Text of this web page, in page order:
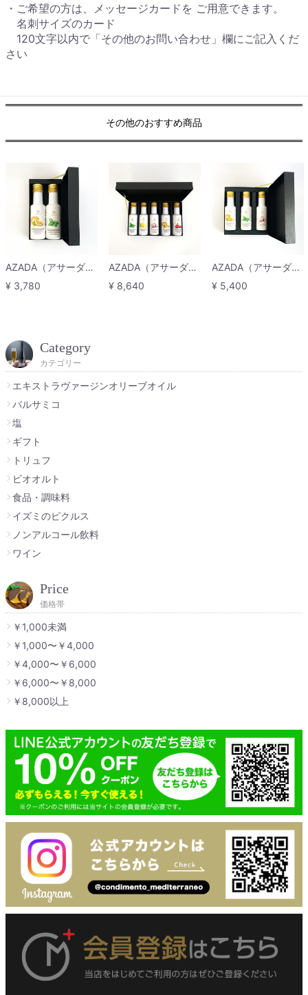
・ご希望の方は、メッセージカードを ご用意できます。
名刺サイズのカード
120文字以内で「その他のお問い合わせ」欄にご記入くだ
さい
その他のおすすめ商品
AZADA（アサーダ）EUオーガニックオリーブオイル 2種『オレンジ・バジル』ギフトセット
¥ 3,780
AZADA（アサーダ）EUオーガニックオリーブオイル 5種『ガーリック・バジル・チリ・レモン・オレンジ』ギフトセット
¥ 8,640
AZADA（アサーダ）EUオーガニックオリーブオイル 3種『オレンジ・バジル・ガーリック』ギフトセット
¥ 5,400
Category
カテゴリー
エキストラヴァージンオリーブオイル
バルサミコ
塩
ギフト
トリュフ
ビオオルト
食品・調味料
イズミのピクルス
ノンアルコール飲料
ワイン
Price
価格帯
￥1,000未満
￥1,000〜￥4,000
￥4,000〜￥6,000
￥6,000〜￥8,000
￥8,000以上